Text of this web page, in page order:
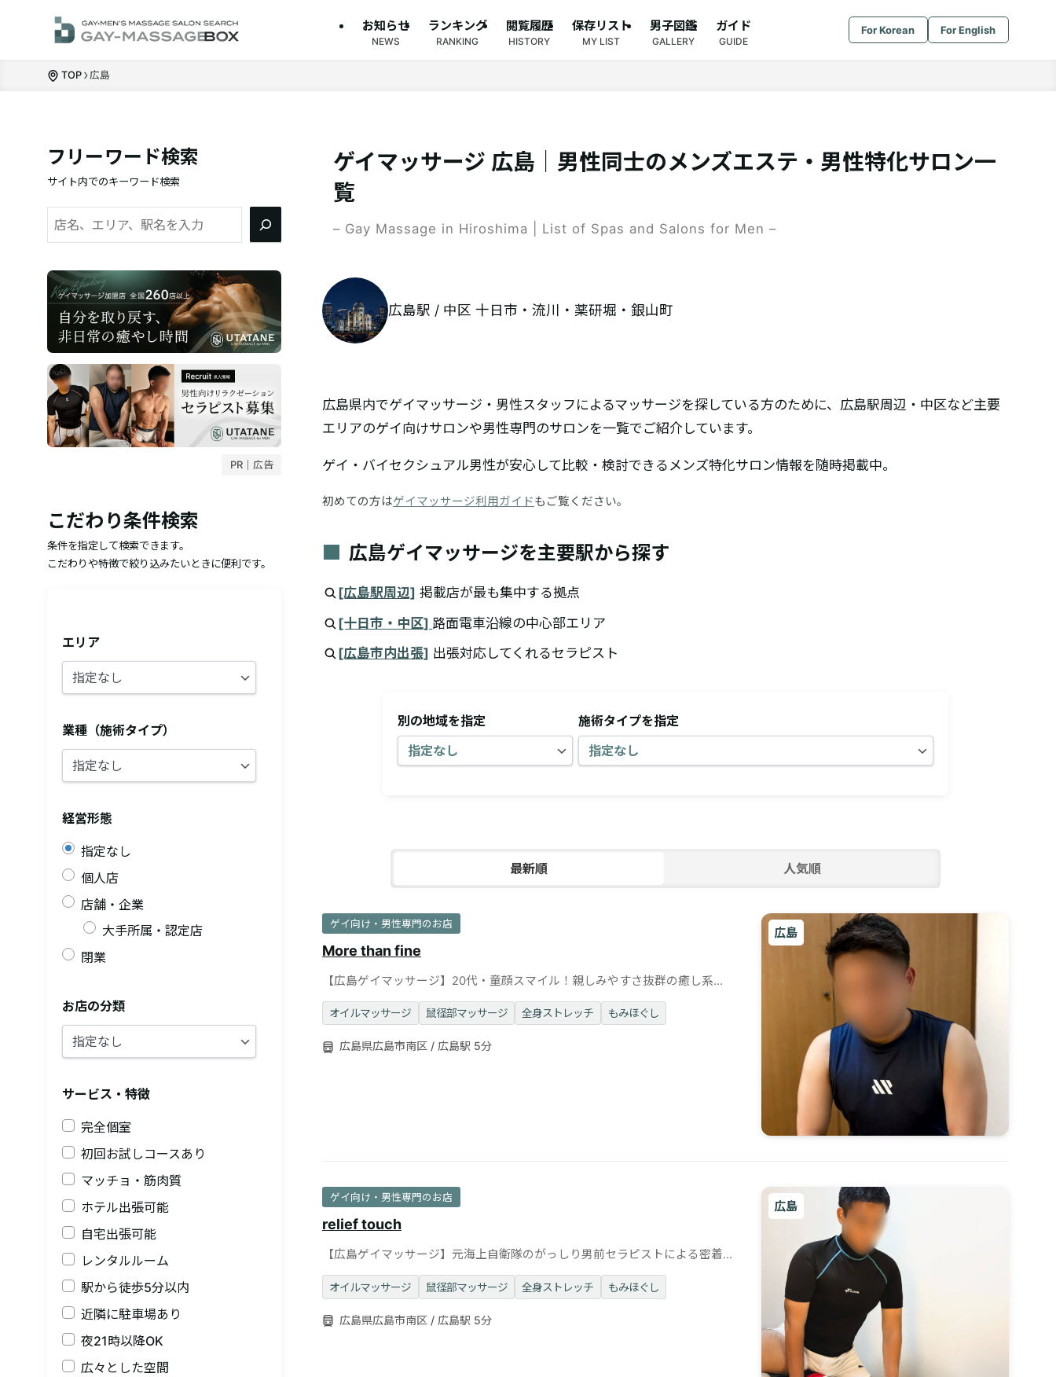
お知らせ
NEWS
ランキング
RANKING
閲覧履歴
HISTORY
保存リスト
MY LIST
男子図鑑
GALLERY
ガイド
GUIDE
For Korean For English
TOP 広島
ゲイマッサージ 広島｜男性同士のメンズエステ・男性特化サロン一
覧
– Gay Massage in Hiroshima | List of Spas and Salons for Men –
広島駅 / 中区 十日市・流川・薬研堀・銀山町
広島県内でゲイマッサージ・男性スタッフによるマッサージを探している方のために、広島駅周辺・中区など主要
エリアのゲイ向けサロンや男性専門のサロンを一覧でご紹介しています。
ゲイ・バイセクシュアル男性が安心して比較・検討できるメンズ特化サロン情報を随時掲載中。
初めての方はゲイマッサージ利用ガイドもご覧ください。
広島ゲイマッサージを主要駅から探す
[広島駅周辺] 掲載店が最も集中する拠点
[十日市・中区] 路面電車沿線の中心部エリア
[広島市内出張] 出張対応してくれるセラピスト
別の地域を指定 施術タイプを指定
最新順 人気順
広島
ゲイ向け・男性専門のお店
More than fine
【広島ゲイマッサージ】20代・童顔スマイル！親しみやすさ抜群の癒し系セ
オイルマッサージ 鼠径部マッサージ 全身ストレッチ もみほぐし
広島県広島市南区 / 広島駅 5分
広島
ゲイ向け・男性専門のお店
relief touch
【広島ゲイマッサージ】元海上自衛隊のがっしり男前セラピストによる密着
オイルマッサージ 鼠径部マッサージ 全身ストレッチ もみほぐし
広島県広島市南区 / 広島駅 5分
フリーワード検索
サイト内でのキーワード検索
検
索
PR｜広告
こだわり条件検索
条件を指定して検索できます。
こだわりや特徴で絞り込みたいときに便利です。
エリア
業種（施術タイプ）
経営形態
指定なし
個人店
店舗・企業
大手所属・認定店
閉業
お店の分類
サービス・特徴
完全個室
初回お試しコースあり
マッチョ・筋肉質
ホテル出張可能
自宅出張可能
レンタルルーム
駅から徒歩5分以内
近隣に駐車場あり
夜21時以降OK
広々とした空間